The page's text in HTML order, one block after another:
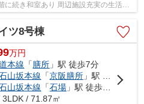
続き和室あり 周辺施設充実の生活便
ツ8号棟
万円
本線 「膳所 」駅 徒歩7分
山坂本線 「京阪膳所 」駅 徒歩7分
山坂本線 「石場 」駅 徒歩10分
3LDK / 71.87㎡